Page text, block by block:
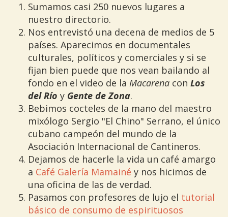
Sumamos casi 250 nuevos lugares a
nuestro directorio.
Nos entrevistó una decena de medios de 5
países. Aparecimos en documentales
culturales, políticos y comerciales y si se
fijan bien puede que nos vean bailando al
fondo en el video de la Macarena con Los
del Río y Gente de Zona.
Bebimos cocteles de la mano del maestro
mixólogo Sergio "El Chino" Serrano, el único
cubano campeón del mundo de la
Asociación Internacional de Cantineros.
Dejamos de hacerle la vida un café amargo
a Café Galería Mamainé y nos hicimos de
una oficina de las de verdad.
Pasamos con profesores de lujo el tutorial
básico de consumo de espirituosos